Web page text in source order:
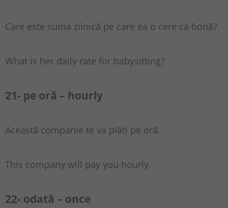
Care este suma zilnică pe care ea o cere ca bonă?
What is her daily rate for babysitting?
21- pe oră – hourly
Această companie te va plăti pe oră.
This company will pay you hourly.
22- odată – once